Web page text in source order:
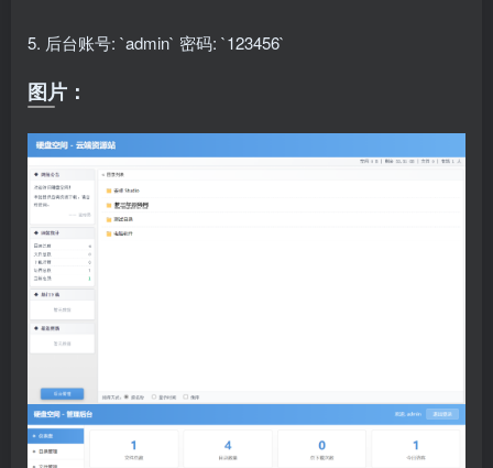
5. 后台账号: `admin` 密码: `123456`
图片：